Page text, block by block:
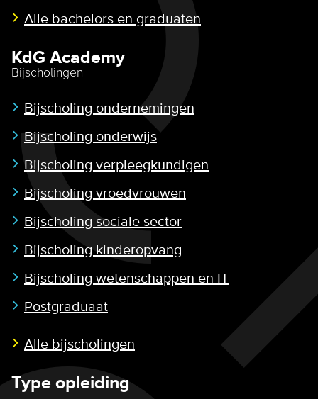
Alle bachelors en graduaten
KdG Academy
Bijscholingen
Bijscholing ondernemingen
Bijscholing onderwijs
Bijscholing verpleegkundigen
Bijscholing vroedvrouwen
Bijscholing sociale sector
Bijscholing kinderopvang
Bijscholing wetenschappen en IT
Postgraduaat
Alle bijscholingen
Type opleiding